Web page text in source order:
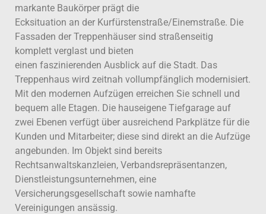
markante Baukörper prägt die
Ecksituation an der Kurfürstenstraße/Einemstraße. Die
Fassaden der Treppenhäuser sind straßenseitig
komplett verglast und bieten
einen faszinierenden Ausblick auf die Stadt. Das
Treppenhaus wird zeitnah vollumpfänglich modernisiert.
Mit den modernen Aufzügen erreichen Sie schnell und
bequem alle Etagen. Die hauseigene Tiefgarage auf
zwei Ebenen verfügt über ausreichend Parkplätze für die
Kunden und Mitarbeiter; diese sind direkt an die Aufzüge
angebunden. Im Objekt sind bereits
Rechtsanwaltskanzleien, Verbandsrepräsentanzen,
Dienstleistungsunternehmen, eine
Versicherungsgesellschaft sowie namhafte
Vereinigungen ansässig.